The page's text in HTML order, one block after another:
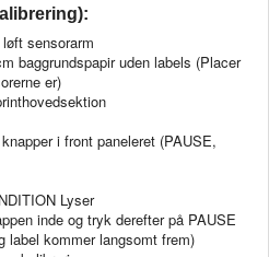
sensorarm
baggrundspapir uden labels (Placer
er)
i front paneleret (PAUSE,
Lyser
inde og tryk derefter på PAUSE
label kommer langsomt frem)